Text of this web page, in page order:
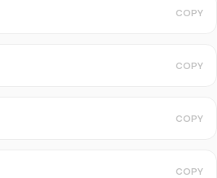
COPY
COPY
COPY
COPY